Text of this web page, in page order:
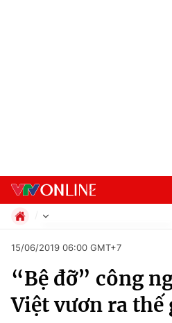
Chuyên mục
Chính trị
Xã hội
Pháp luật
Thể thao
15/06/2019 06:00 GMT+7
“Bệ đỡ” công
Việt vươn ra thế